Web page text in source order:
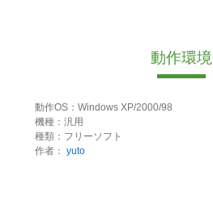
動作環境
動作OS：Windows XP/2000/98
機種：汎用
種類：フリーソフト
作者： yuto